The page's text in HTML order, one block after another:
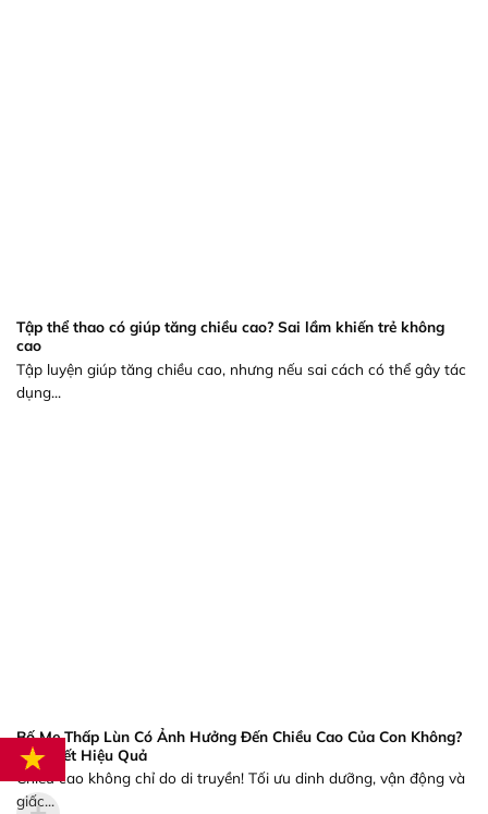
Tập thể thao có giúp tăng chiều cao? Sai lầm khiến trẻ không
cao
Tập luyện giúp tăng chiều cao, nhưng nếu sai cách có thể gây tác
dụng...
Bố Mẹ Thấp Lùn Có Ảnh Hưởng Đến Chiều Cao Của Con Không?
Bí Quyết Hiệu Quả
Chiều cao không chỉ do di truyền! Tối ưu dinh dưỡng, vận động và
giấc...